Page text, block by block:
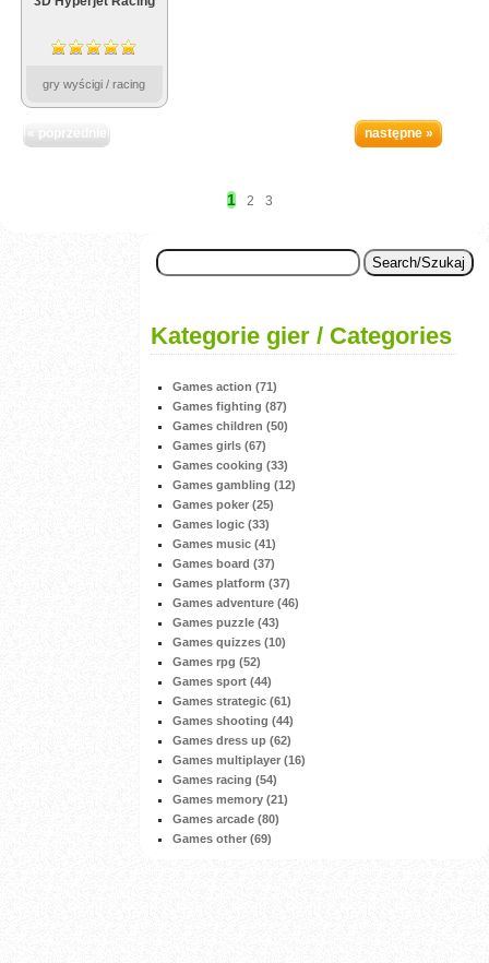
gry wyścigi / racing
« poprzednie następne »
1 2 3
Kategorie gier / Categories
Games action (71)
Games fighting (87)
Games children (50)
Games girls (67)
Games cooking (33)
Games gambling (12)
Games poker (25)
Games logic (33)
Games music (41)
Games board (37)
Games platform (37)
Games adventure (46)
Games puzzle (43)
Games quizzes (10)
Games rpg (52)
Games sport (44)
Games strategic (61)
Games shooting (44)
Games dress up (62)
Games multiplayer (16)
Games racing (54)
Games memory (21)
Games arcade (80)
Games other (69)